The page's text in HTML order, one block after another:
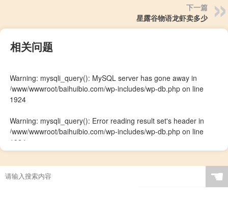
下一篇
星露谷物语龙虾卖多少
相关问题
Warning: mysqli_query(): MySQL server has gone away in
/www/wwwroot/baihuibio.com/wp-includes/wp-db.php on line
1924
Warning: mysqli_query(): Error reading result set's header in
/www/wwwroot/baihuibio.com/wp-includes/wp-db.php on line
1924
☚